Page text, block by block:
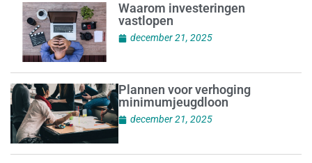
Waarom investeringen
vastlopen
december 21, 2025
Plannen voor verhoging
minimumjeugdloon
december 21, 2025